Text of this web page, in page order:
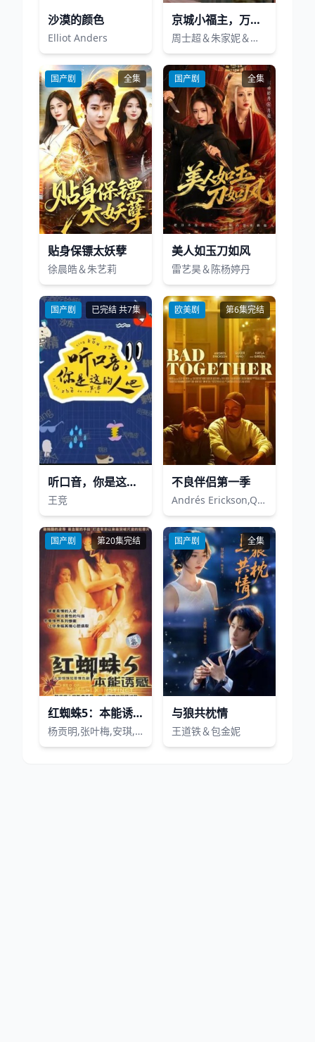
沙漠的颜色
Elliot Anders
京城小福主，万物助我行
周士超＆朱家妮＆陆希娅＆欧元杰
国产剧 全集
贴身保镖太妖孽
徐晨皓＆朱艺莉
国产剧 全集
美人如玉刀如风
雷艺昊＆陈杨婷丹
国产剧 已完结 共7集
听口音，你是这的人吧
王竞
欧美剧 第6集完结
不良伴侣第一季
Andrés Erickson,Queer Niro
国产剧 第20集完结
红蜘蛛5：本能诱惑
杨贡明,张叶梅,安琪,吴先明,王天妮,李亚天
国产剧 全集
与狼共枕情
王道铁＆包金妮